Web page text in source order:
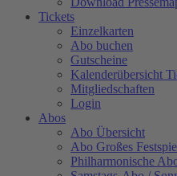
Tickets
Einzelkarten
Abo buchen
Gutscheine
Kalenderübersicht
Mitgliedschaften
Login
Abos
Abo Übersicht
Abo Großes
Philharmonische